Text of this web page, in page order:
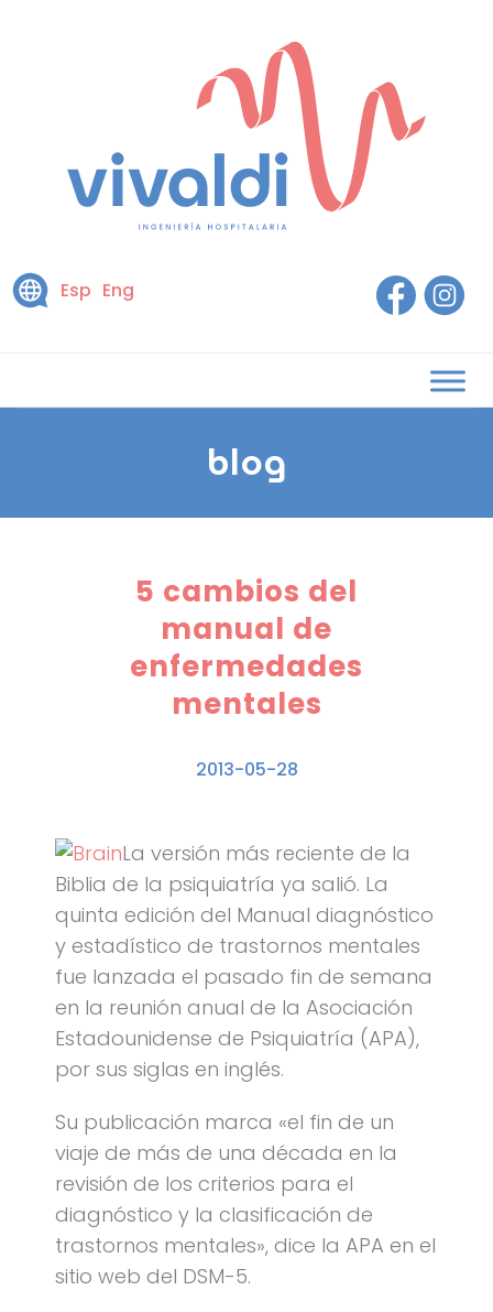
Esp Eng
blog
5 cambios del
manual de
enfermedades
mentales
2013-05-28
La versión más reciente de la
Biblia de la psiquiatría ya salió. La
quinta edición del Manual diagnóstico
y estadístico de trastornos mentales
fue lanzada el pasado fin de semana
en la reunión anual de la Asociación
Estadounidense de Psiquiatría (APA),
por sus siglas en inglés.
Su publicación marca «el fin de un
viaje de más de una década en la
revisión de los criterios para el
diagnóstico y la clasificación de
trastornos mentales», dice la APA en el
sitio web del DSM-5.